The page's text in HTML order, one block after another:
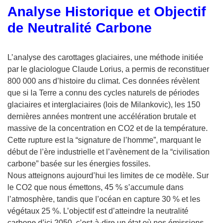
Analyse Historique et Objectif
de Neutralité Carbone
L’analyse des carottages glaciaires, une méthode initiée
par le glaciologue Claude Lorius, a permis de reconstituer
800 000 ans d’histoire du climat. Ces données révèlent
que si la Terre a connu des cycles naturels de périodes
glaciaires et interglaciaires (lois de Milankovic), les 150
dernières années montrent une accélération brutale et
massive de la concentration en CO2 et de la température.
Cette rupture est la “signature de l’homme”, marquant le
début de l’ère industrielle et l’avènement de la “civilisation
carbone” basée sur les énergies fossiles.
Nous atteignons aujourd’hui les limites de ce modèle. Sur
le CO2 que nous émettons, 45 % s’accumule dans
l’atmosphère, tandis que l’océan en capture 30 % et les
végétaux 25 %. L’objectif est d’atteindre la neutralité